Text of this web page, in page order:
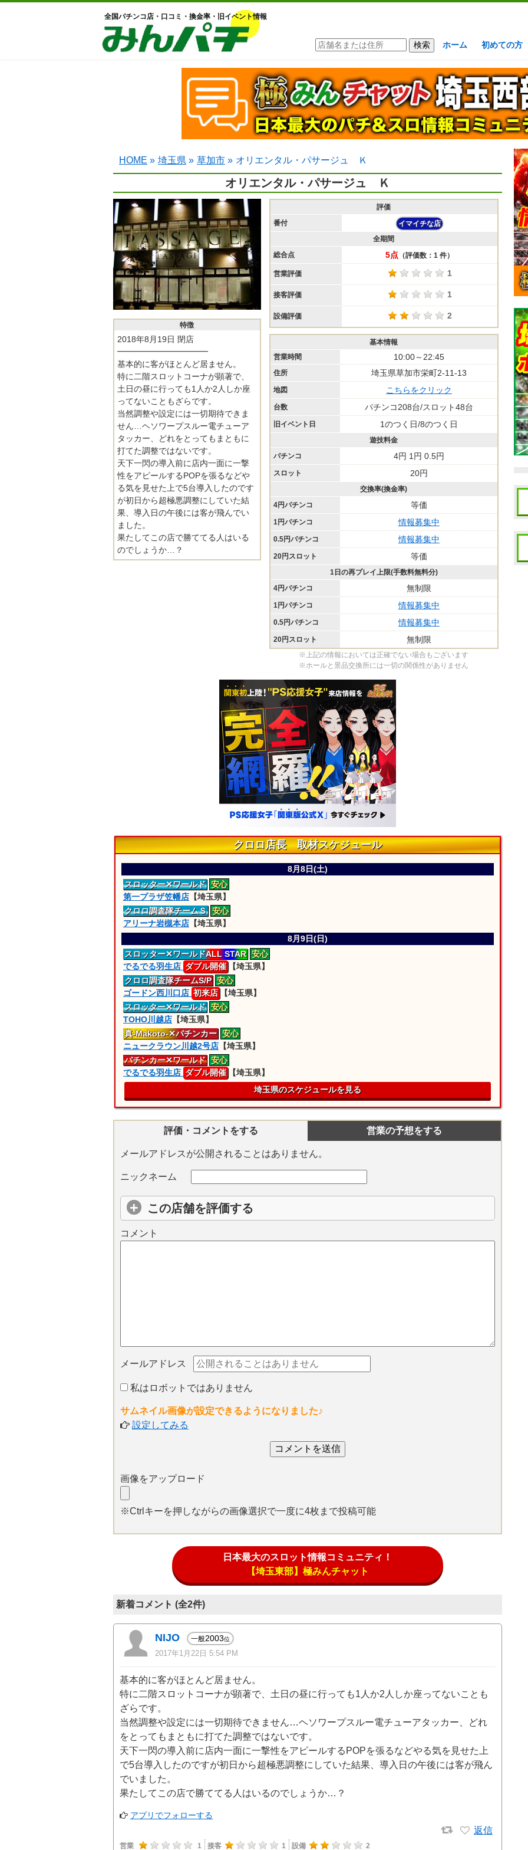
全国パチンコ店・口コミ・換金率・旧イベント情報
ホーム 初めての方
HOME » 埼玉県 » 草加市 » オリエンタル・パサージュ Ｋ
オリエンタル・パサージュ Ｋ
特徴
2018年8月19日 閉店
━━━━━━━━━━━
基本的に客がほとんど居ません。
特に二階スロットコーナが顕著で、
土日の昼に行っても1人か2人しか座
ってないこともざらです。
当然調整や設定には一切期待できま
せん…ヘソワープスルー電チューア
タッカー、どれをとってもまともに
打てた調整ではないです。
天下一閃の導入前に店内一面に一撃
性をアピールするPOPを張るなどや
る気を見せた上で5台導入したのです
が初日から超極悪調整にしていた結
果、導入日の午後には客が飛んでい
ました。
果たしてこの店で勝ててる人はいる
のでしょうか…？
評価
番付
イマイチな店
全期間
総合点
5点 （評価数：1 件）
営業評価 1
接客評価 1
設備評価 2
基本情報
営業時間
10:00～22:45
住所 埼玉県草加市栄町2-11-13
地図 こちらをクリック
台数 パチンコ208台/スロット48台
旧イベント日 1のつく日/8のつく日
遊技料金
パチンコ
4円 1円 0.5円
スロット 20円
交換率(換金率)
4円パチンコ
等価
1円パチンコ 情報募集中
0.5円パチンコ 情報募集中
20円スロット 等価
1日の再プレイ上限(手数料無料分)
4円パチンコ
無制限
1円パチンコ 情報募集中
0.5円パチンコ 情報募集中
20円スロット 無制限
※上記の情報においては正確でない場合もございます
※ホールと景品交換所には一切の関係性がありません
クロロ店長 取材スケジュール
8月8日(土)
スロッター✕ワールド 安心
第一プラザ笠幡店 【埼玉県】
クロロ調査隊チームＳ 安心
アリーナ岩槻本店 【埼玉県】
8月9日(日)
スロッター✕ワールドALL STAR 安心
でるでる羽生店 ダブル開催
【埼玉県】
クロロ調査隊チームS/P 安心
ゴードン西川口店 初来店
【埼玉県】
スロッター✕ワールド 安心
TOHO川越店 【埼玉県】
真-Makoto-✕パチンカー 安心
ニュークラウン川越2号店 【埼玉県】
パチンカー✕ワールド 安心
でるでる羽生店 ダブル開催
【埼玉県】
埼玉県のスケジュールを見る
評価・コメントをする 営業の予想をする
メールアドレスが公開されることはありません。
ニックネーム
この店舗を評価する
コメント
メールアドレス
私はロボットではありません
サムネイル画像が設定できるようになりました♪
設定してみる
画像をアップロード
※Ctrlキーを押しながらの画像選択で一度に4枚まで投稿可能
日本最大のスロット情報コミュニティ！
【埼玉東部】極みんチャット
新着コメント (全2件)
NIJO 一般2003位
2017年1月22日 5:54 PM
基本的に客がほとんど居ません。
特に二階スロットコーナが顕著で、土日の昼に行っても1人か2人しか座ってないことも
ざらです。
当然調整や設定には一切期待できません…ヘソワープスルー電チューアタッカー、どれ
をとってもまともに打てた調整ではないです。
天下一閃の導入前に店内一面に一撃性をアピールするPOPを張るなどやる気を見せた上
で5台導入したのですが初日から超極悪調整にしていた結果、導入日の午後には客が飛ん
でいました。
果たしてこの店で勝ててる人はいるのでしょうか…？
アプリでフォローする
返信
営業 1 接客 1 設備 2